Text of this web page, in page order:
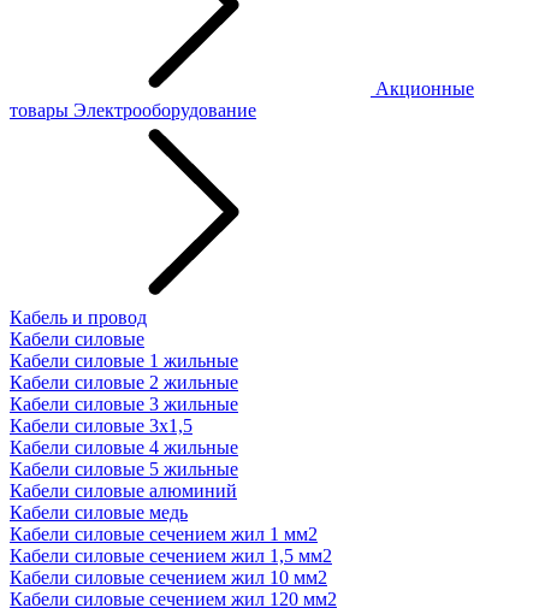
Акционные
товары Электрооборудование
Кабель и провод
Кабели силовые
Кабели силовые 1 жильные
Кабели силовые 2 жильные
Кабели силовые 3 жильные
Кабели силовые 3х1,5
Кабели силовые 4 жильные
Кабели силовые 5 жильные
Кабели силовые алюминий
Кабели силовые медь
Кабели силовые сечением жил 1 мм2
Кабели силовые сечением жил 1,5 мм2
Кабели силовые сечением жил 10 мм2
Кабели силовые сечением жил 120 мм2